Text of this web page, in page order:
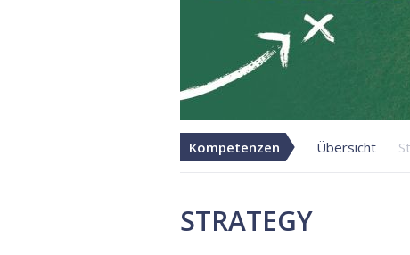
Kompetenzen Übersicht
STRATEGY